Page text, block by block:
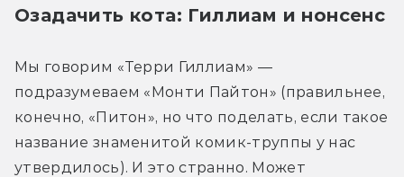
Озадачить кота: Гиллиам и нонсенс
Мы говорим «Терри Гиллиам» —
подразумеваем «Монти Пайтон» (правильнее,
конечно, «Питон», но что поделать, если такое
название знаменитой комик-труппы у нас
утвердилось). И это странно. Может